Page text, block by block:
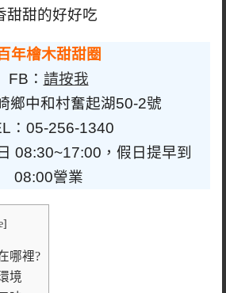
甜甜的好好吃
年檜木甜甜圈
FB： 請按我
鄉中和村奮起湖50-2號
：05-256-1340
08:30~17:00，假日提早到
08:00謍業
]
哪裡?
境